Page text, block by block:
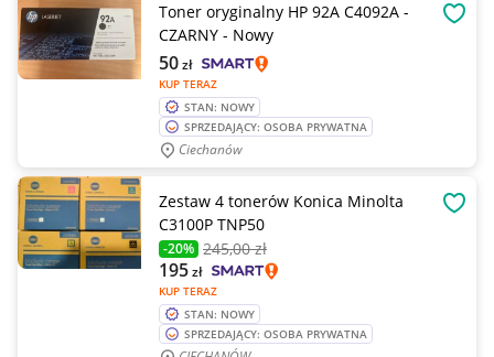
Toner oryginalny HP 92A C4092A -
CZARNY - Nowy
KUP TERAZ
50zł
STAN: NOWY
SPRZEDAJĄCY: OSOBA PRYWATNA
Ciechanów
Zestaw 4 tonerów Konica Minolta
C3100P TNP50
-20% 245,00 zł
KUP TERAZ
195zł
STAN: NOWY
SPRZEDAJĄCY: OSOBA PRYWATNA